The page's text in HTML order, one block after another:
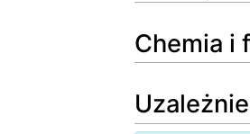
Chemia i